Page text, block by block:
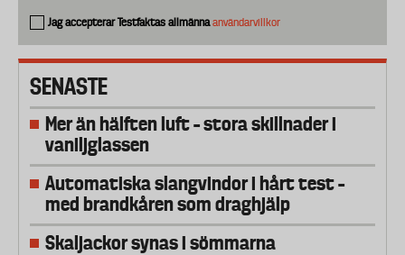
Jag accepterar Testfaktas allmännaanvändarvillkor
SENASTE
Mer än hälften luft – stora skillnader i
vaniljglassen
Automatiska slangvindor i hårt test –
med brandkåren som draghjälp
Skaljackor synas i sömmarna